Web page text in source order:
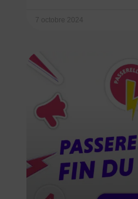
7 octobre 2024